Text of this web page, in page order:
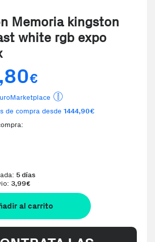
Memoria kingston
white rgb expo
€
de compra desde 1444,90€
5 días
3,99€
al carrito